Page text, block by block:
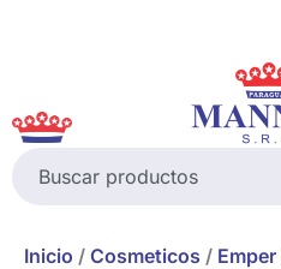
Inicio / Cosmeticos / Emper